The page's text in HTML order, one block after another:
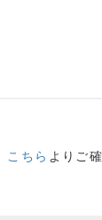
こちら よりご